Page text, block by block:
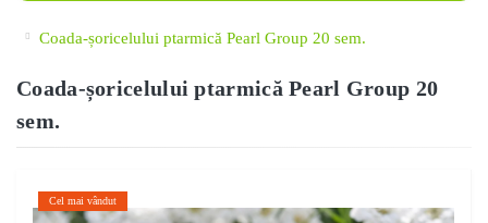
Coada-șoricelului ptarmică Pearl Group 20 sem.
Coada-șoricelului ptarmică Pearl Group 20
sem.
Cel mai vândut